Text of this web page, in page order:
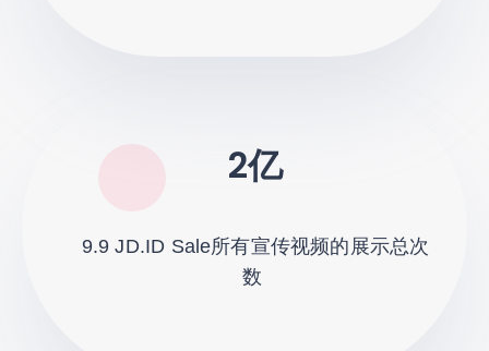
2亿
9.9 JD.ID Sale所有宣传视频的展示总次
数